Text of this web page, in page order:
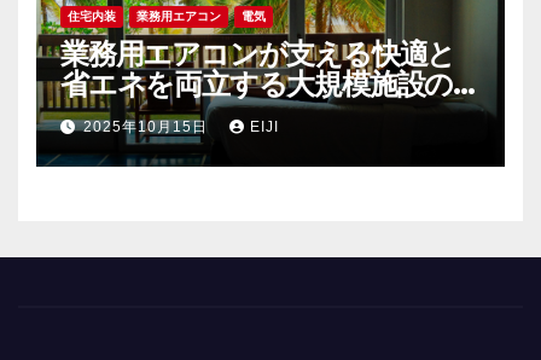
住宅内装 業務用エアコン 電気
業務用エアコンが支える快適と
省エネを両立する大規模施設の空
調戦略
2025年10月15日 EIJI